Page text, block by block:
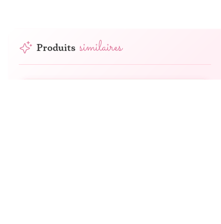
Produits similaires